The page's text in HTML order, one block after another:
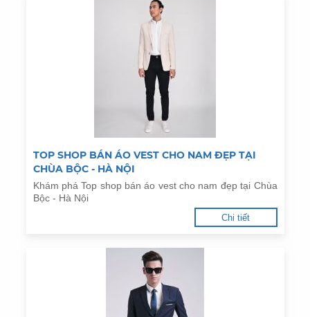
TOP SHOP BÁN ÁO VEST CHO NAM ĐẸP TẠI
CHÙA BỘC - HÀ NỘI
Khám phá Top shop bán áo vest cho nam đẹp tại Chùa
Bộc - Hà Nội
Chi tiết